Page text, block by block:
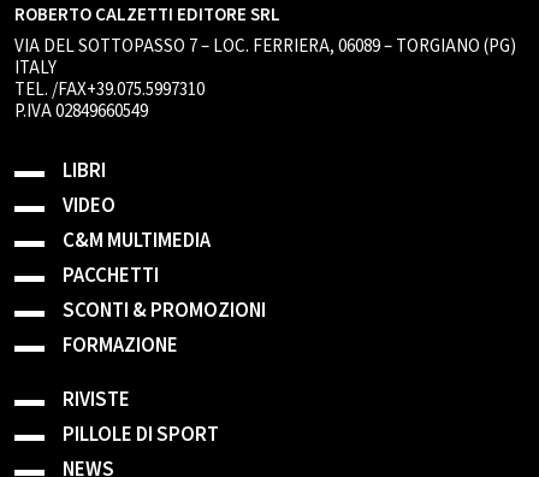
ROBERTO CALZETTI EDITORE SRL
VIA DEL SOTTOPASSO 7 – LOC. FERRIERA, 06089 – TORGIANO (PG)
ITALY
TEL. /FAX+39.075.5997310
P.IVA 02849660549
LIBRI
VIDEO
C&M MULTIMEDIA
PACCHETTI
SCONTI & PROMOZIONI
FORMAZIONE
RIVISTE
PILLOLE DI SPORT
NEWS